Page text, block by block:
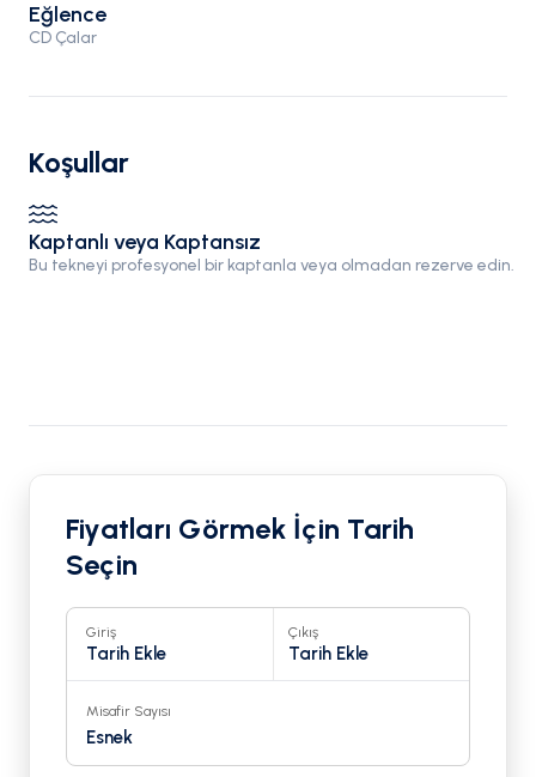
Eğlence
CD Çalar
Koşullar
Kaptanlı veya Kaptansız
Bu tekneyi profesyonel bir kaptanla veya olmadan rezerve edin.
Fiyatları Görmek İçin Tarih
Seçin
Giriş
Tarih Ekle
Çıkış
Tarih Ekle
Misafir Sayısı
Esnek